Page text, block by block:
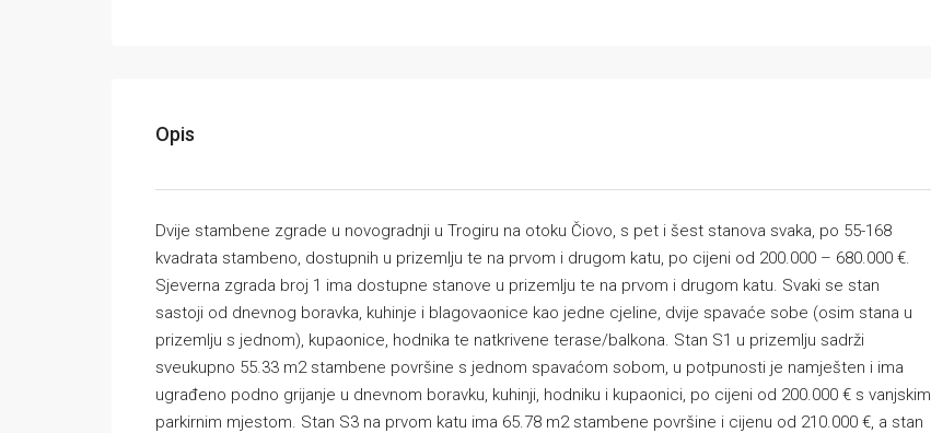
Opis
Dvije stambene zgrade u novogradnji u Trogiru na otoku Čiovo, s pet i šest stanova svaka, po 55-168
kvadrata stambeno, dostupnih u prizemlju te na prvom i drugom katu, po cijeni od 200.000 – 680.000 €.
Sjeverna zgrada broj 1 ima dostupne stanove u prizemlju te na prvom i drugom katu. Svaki se stan
sastoji od dnevnog boravka, kuhinje i blagovaonice kao jedne cjeline, dvije spavaće sobe (osim stana u
prizemlju s jednom), kupaonice, hodnika te natkrivene terase/balkona. Stan S1 u prizemlju sadrži
sveukupno 55.33 m2 stambene površine s jednom spavaćom sobom, u potpunosti je namješten i ima
ugrađeno podno grijanje u dnevnom boravku, kuhinji, hodniku i kupaonici, po cijeni od 200.000 € s vanjskim
parkirnim mjestom. Stan S3 na prvom katu ima 65.78 m2 stambene površine i cijenu od 210.000 €, a stan